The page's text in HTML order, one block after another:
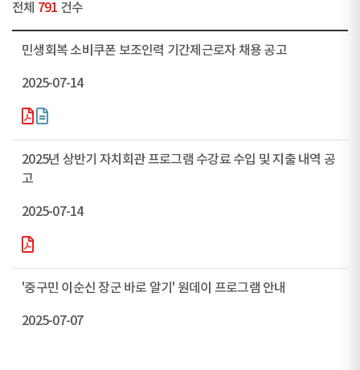
전체 791 건수
민생회복 소비쿠폰 보조인력 기간제근로자 채용 공고
2025-07-14
2025년 상반기 자치회관 프로그램 수강료 수입 및 지출 내역 공
고
2025-07-14
'중구민 이순신 장군 바로 알기' 원데이 프로그램 안내
2025-07-07